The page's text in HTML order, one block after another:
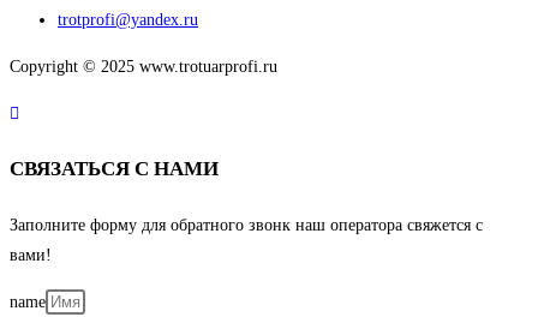
trotprofi@yandex.ru
Copyright © 2025 www.trotuarprofi.ru
СВЯЗАТЬСЯ С НАМИ
Заполните форму для обратного звонк наш оператора свяжется с
вами!
name